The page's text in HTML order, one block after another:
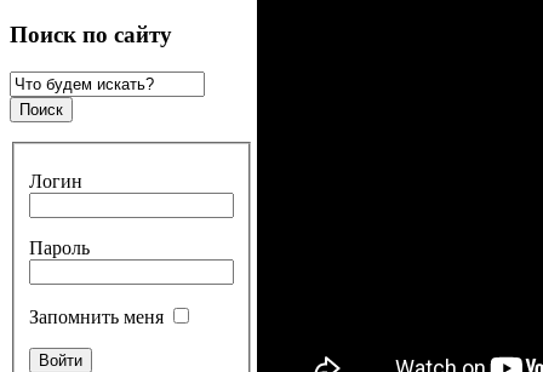
Поиск по сайту
Логин
Пароль
Запомнить меня